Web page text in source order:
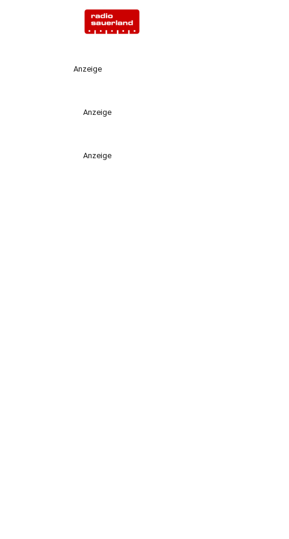
Anzeige
Anzeige
Anzeige